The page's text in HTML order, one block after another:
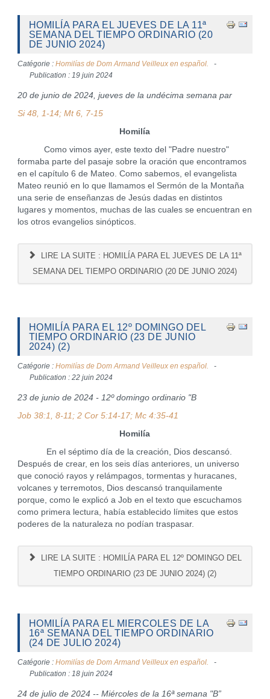
HOMILÍA PARA EL JUEVES DE LA 11ª
SEMANA DEL TIEMPO ORDINARIO (20
DE JUNIO 2024)
Catégorie : Homilías de Dom Armand Veilleux en español.
Publication : 19 juin 2024
20 de junio de 2024, jueves de la undécima semana par
Si 48, 1-14; Mt 6, 7-15
Homilía
Como vimos ayer, este texto del "Padre nuestro"
formaba parte del pasaje sobre la oración que encontramos
en el capítulo 6 de Mateo. Como sabemos, el evangelista
Mateo reunió en lo que llamamos el Sermón de la Montaña
una serie de enseñanzas de Jesús dadas en distintos
lugares y momentos, muchas de las cuales se encuentran en
los otros evangelios sinópticos.
LIRE LA SUITE : HOMILÍA PARA EL JUEVES DE LA 11ª
SEMANA DEL TIEMPO ORDINARIO (20 DE JUNIO 2024)
HOMILÍA PARA EL 12º DOMINGO DEL
TIEMPO ORDINARIO (23 DE JUNIO
2024) (2)
Catégorie : Homilías de Dom Armand Veilleux en español.
Publication : 22 juin 2024
23 de junio de 2024 - 12º domingo ordinario "B
Job 38:1, 8-11; 2 Cor 5:14-17; Mc 4:35-41
Homilía
En el séptimo día de la creación, Dios descansó.
Después de crear, en los seis días anteriores, un universo
que conoció rayos y relámpagos, tormentas y huracanes,
volcanes y terremotos, Dios descansó tranquilamente
porque, como le explicó a Job en el texto que escuchamos
como primera lectura, había establecido límites que estos
poderes de la naturaleza no podían traspasar.
LIRE LA SUITE : HOMILÍA PARA EL 12º DOMINGO DEL
TIEMPO ORDINARIO (23 DE JUNIO 2024) (2)
HOMILÍA PARA EL MIERCOLES DE LA
16ª SEMANA DEL TIEMPO ORDINARIO
(24 DE JULIO 2024)
Catégorie : Homilías de Dom Armand Veilleux en español.
Publication : 18 juin 2024
24 de julio de 2024 -- Miércoles de la 16ª semana "B”